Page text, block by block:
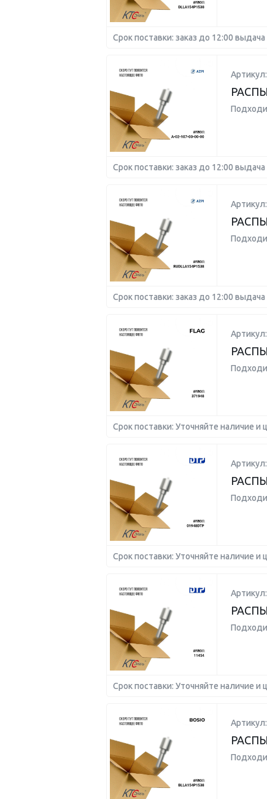
Срок поставки: заказ до 12:00 выдача
Срок поставки: заказ до 12:00 выдача
Артикул:
Срок поставки: заказ до 12:00 выдача
Срок поставки: Уточняйте наличие и
Срок поставки: Уточняйте наличие и
Срок поставки: Уточняйте наличие и